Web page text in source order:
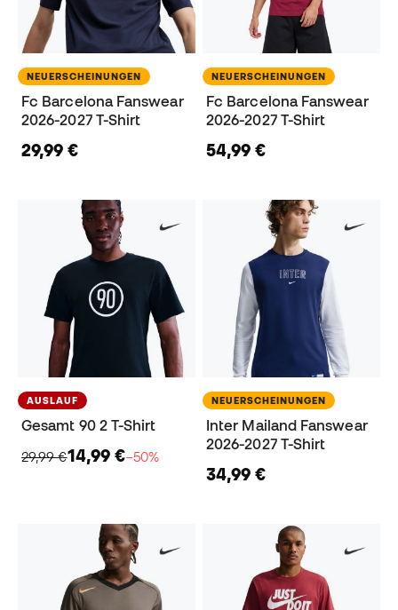
NEUERSCHEINUNGEN
Fc Barcelona Fanswear
2026-2027 T-Shirt
29,99 €
NEUERSCHEINUNGEN
Fc Barcelona Fanswear
2026-2027 T-Shirt
54,99 €
AUSLAUF
Gesamt 90 2 T-Shirt
29,99 €14,99 €−50%
NEUERSCHEINUNGEN
Inter Mailand Fanswear
2026-2027 T-Shirt
34,99 €